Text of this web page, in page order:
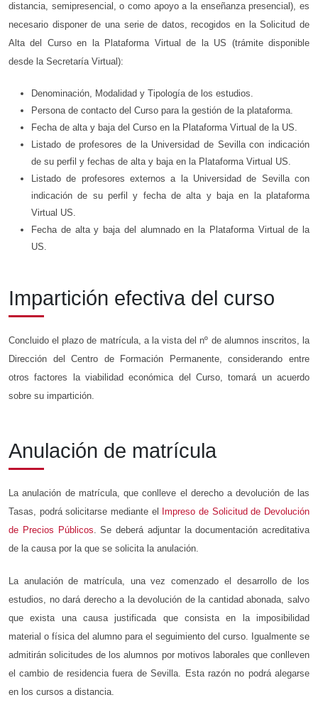
distancia, semipresencial, o como apoyo a la enseñanza presencial), es
necesario disponer de una serie de datos, recogidos en la Solicitud de
Alta del Curso en la Plataforma Virtual de la US (trámite disponible
desde la Secretaría Virtual):
Denominación, Modalidad y Tipología de los estudios.
Persona de contacto del Curso para la gestión de la plataforma.
Fecha de alta y baja del Curso en la Plataforma Virtual de la US.
Listado de profesores de la Universidad de Sevilla con indicación
de su perfil y fechas de alta y baja en la Plataforma Virtual US.
Listado de profesores externos a la Universidad de Sevilla con
indicación de su perfil y fecha de alta y baja en la plataforma
Virtual US.
Fecha de alta y baja del alumnado en la Plataforma Virtual de la
US.
Impartición efectiva del curso
Concluido el plazo de matrícula, a la vista del nº de alumnos inscritos, la
Dirección del Centro de Formación Permanente, considerando entre
otros factores la viabilidad económica del Curso, tomará un acuerdo
sobre su impartición.
Anulación de matrícula
La anulación de matrícula, que conlleve el derecho a devolución de las
Tasas, podrá solicitarse mediante el
Impreso de Solicitud de Devolución
de Precios Públicos. Se deberá adjuntar la documentación acreditativa
de la causa por la que se solicita la anulación.
La anulación de matrícula, una vez comenzado el desarrollo de los
estudios, no dará derecho a la devolución de la cantidad abonada, salvo
que exista una causa justificada que consista en la imposibilidad
material o física del alumno para el seguimiento del curso. Igualmente se
admitirán solicitudes de los alumnos por motivos laborales que conlleven
el cambio de residencia fuera de Sevilla. Esta razón no podrá alegarse
en los cursos a distancia.